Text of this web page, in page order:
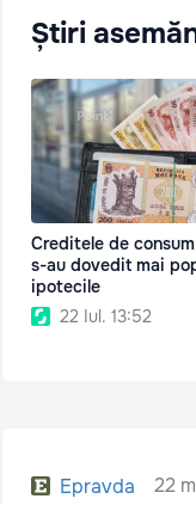
Știri
Creditele de
s-au dovedit mai
ipotecile
22 Iul. 13:52
Epravda 22